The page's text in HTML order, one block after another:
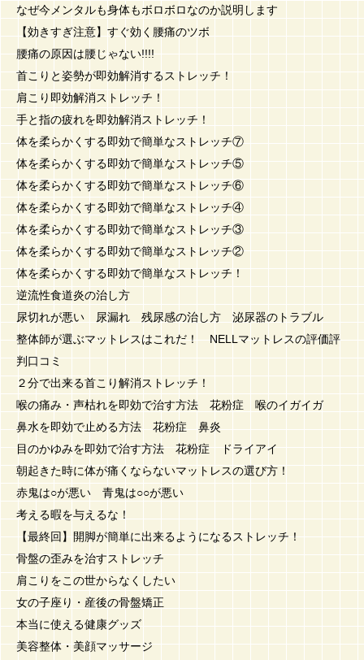
なぜ今メンタルも身体もボロボロなのか説明します
【効きすぎ注意】すぐ効く腰痛のツボ
腰痛の原因は腰じゃない!!!!
首こりと姿勢が即効解消するストレッチ！
肩こり即効解消ストレッチ！
手と指の疲れを即効解消ストレッチ！
体を柔らかくする即効で簡単なストレッチ⑦
体を柔らかくする即効で簡単なストレッチ⑤
体を柔らかくする即効で簡単なストレッチ⑥
体を柔らかくする即効で簡単なストレッチ④
体を柔らかくする即効で簡単なストレッチ③
体を柔らかくする即効で簡単なストレッチ②
体を柔らかくする即効で簡単なストレッチ！
逆流性食道炎の治し方
尿切れが悪い 尿漏れ 残尿感の治し方 泌尿器のトラブル
整体師が選ぶマットレスはこれだ！ NELLマットレスの評価評
判口コミ
２分で出来る首こり解消ストレッチ！
喉の痛み・声枯れを即効で治す方法 花粉症 喉のイガイガ
鼻水を即効で止める方法 花粉症 鼻炎
目のかゆみを即効で治す方法 花粉症 ドライアイ
朝起きた時に体が痛くならないマットレスの選び方！
赤鬼は○が悪い 青鬼は○○が悪い
考える暇を与えるな！
【最終回】開脚が簡単に出来るようになるストレッチ！
骨盤の歪みを治すストレッチ
肩こりをこの世からなくしたい
女の子座り・産後の骨盤矯正
本当に使える健康グッズ
美容整体・美顔マッサージ